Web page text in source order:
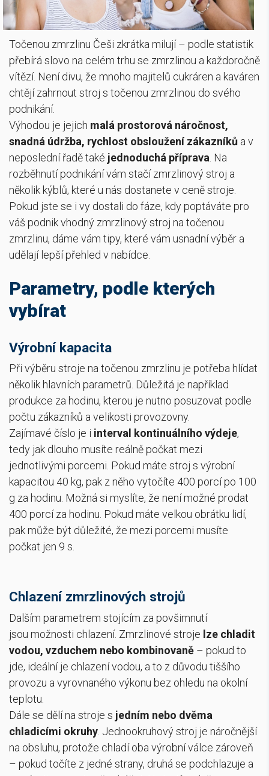
Točenou zmrzlinu Češi zkrátka milují – podle statistik
přebírá slovo na celém trhu se zmrzlinou a každoročně
vítězí. Není divu, že mnoho majitelů cukráren a kaváren
chtějí zahrnout stroj s točenou zmrzlinou do svého
podnikání.
Výhodou je jejich malá prostorová náročnost,
snadná údržba, rychlost obsloužení zákazníků a v
neposlední řadě také jednoduchá příprava . Na
rozběhnutí podnikání vám stačí zmrzlinový stroj a
několik kýblů, které u nás dostanete v ceně stroje.
Pokud jste se i vy dostali do fáze, kdy poptáváte pro
váš podnik vhodný zmrzlinový stroj na točenou
zmrzlinu, dáme vám tipy, které vám usnadní výběr a
udělají lepší přehled v nabídce.
Parametry, podle kterých
vybírat
Výrobní kapacita
Při výběru stroje na točenou zmrzlinu je potřeba hlídat
několik hlavních parametrů. Důležitá je například
produkce za hodinu, kterou je nutno posuzovat podle
počtu zákazníků a velikosti provozovny.
Zajímavé číslo je i interval kontinuálního výdeje,
tedy jak dlouho musíte reálně počkat mezi
jednotlivými porcemi. Pokud máte stroj s výrobní
kapacitou 40 kg, pak z něho vytočíte 400 porcí po 100
g za hodinu. Možná si myslíte, že není možné prodat
400 porcí za hodinu. Pokud máte velkou obrátku lidí,
pak může být důležité, že mezi porcemi musíte
počkat jen 9 s.
Chlazení zmrzlinových strojů
Dalším parametrem stojícím za povšimnutí
jsou možnosti chlazení. Zmrzlinové stroje lze chladit
vodou, vzduchem nebo kombinovaně – pokud to
jde, ideální je chlazení vodou, a to z důvodu tiššího
provozu a vyrovnaného výkonu bez ohledu na okolní
teplotu.
Dále se dělí na stroje s jedním nebo dvěma
chladicími okruhy . Jednookruhový stroj je náročnější
na obsluhu, protože chladí oba výrobní válce zároveň
– pokud točíte z jedné strany, druhá se podchlazuje a